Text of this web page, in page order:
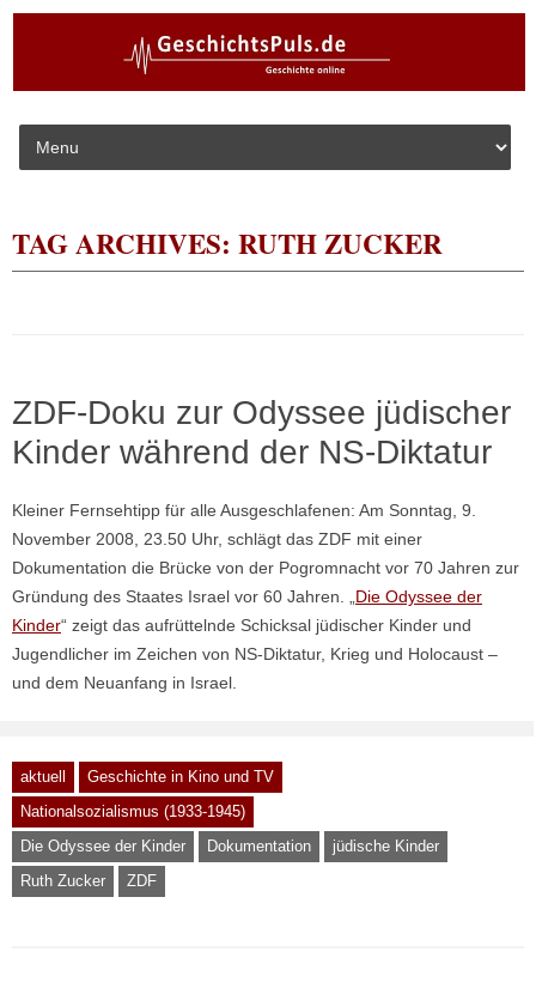
Skip to content
TAG ARCHIVES: RUTH ZUCKER
ZDF-Doku zur Odyssee jüdischer
Kinder während der NS-Diktatur
Kleiner Fernsehtipp für alle Ausgeschlafenen: Am Sonntag, 9.
November 2008, 23.50 Uhr, schlägt das ZDF mit einer
Dokumentation die Brücke von der Pogromnacht vor 70 Jahren zur
Gründung des Staates Israel vor 60 Jahren. „ Die Odyssee der
Kinder“ zeigt das aufrüttelnde Schicksal jüdischer Kinder und
Jugendlicher im Zeichen von NS-Diktatur, Krieg und Holocaust –
und dem Neuanfang in Israel.
aktuell
Geschichte in Kino und TV
Nationalsozialismus (1933-1945)
Die Odyssee der Kinder
Dokumentation
jüdische Kinder
Ruth Zucker
ZDF